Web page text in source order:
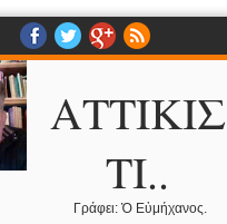
ΑΤΤΙΚΙΣ
ΤΙ..
Γράφει: Ὁ Εὐμήχανος.